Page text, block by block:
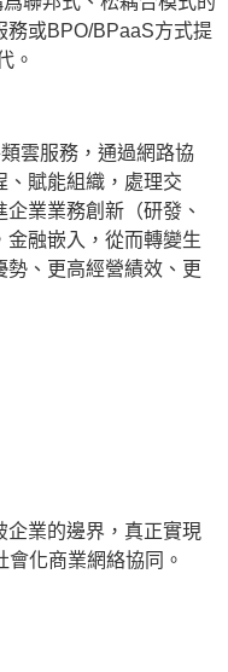
務或BPO/BPaaS方式提
。
雲服務，通過網路協
、賦能組織，處理交
業業務創新（研發、
金融嵌入，從而轉變生
、更高經營績效、更
業的邊界，真正實現
化商業網絡協同。